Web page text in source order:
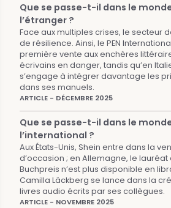
Que se passe-t-il dans le
l’étranger ?
Face aux multiples crises, le secteur
de résilience. Ainsi, le PEN
première vente aux enchères
écrivains en danger, tandis qu’en
s’engage à intégrer davantage les
dans ses manuels.
ARTICLE - DÉCEMBRE 2025
Que se passe-t-il dans le
l’international ?
Aux États-Unis, Shein entre dans la
d’occasion ; en Allemagne, le lauréat
Buchpreis n’est plus disponible en
Camilla Läckberg se lance dans la
livres audio écrits par ses collègues.
ARTICLE - NOVEMBRE 2025